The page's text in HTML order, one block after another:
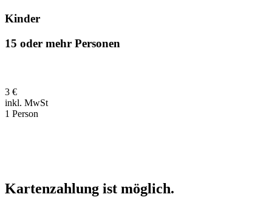
Kinder
15 oder mehr Personen
3 €
inkl. MwSt
1 Person
Kartenzahlung ist möglich.